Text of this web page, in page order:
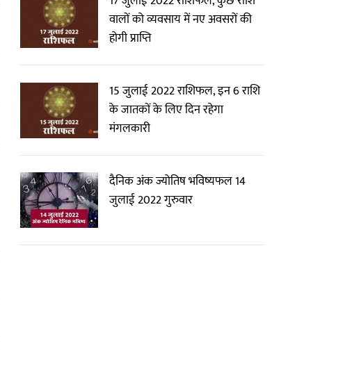
वालों को व्यवसाय में नए अवसरों की
होगी प्राप्ति
15 जुलाई 2022 राशिफल, इन 6 राशि
के जातकों के लिए दिन रहेगा
मंगलकारी
दैनिक अंक ज्योतिष भविष्यफल 14
जुलाई 2022 गुरुवार